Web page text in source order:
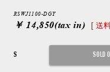
RSWJ1100-DGY
￥ 14,850(tax in) [ 送
S